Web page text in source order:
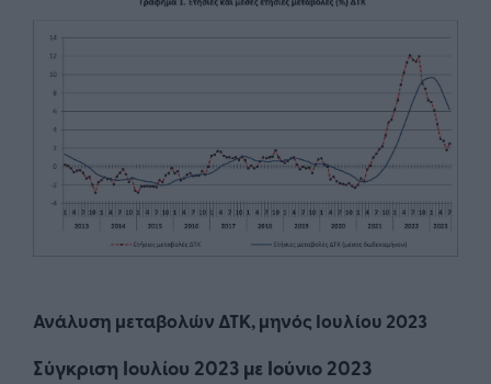
Ανάλυση μεταβολών ΔΤΚ, μηνός Ιουλίου 2023
Σύγκριση Ιουλίου 2023 με Ιούνιο 2023